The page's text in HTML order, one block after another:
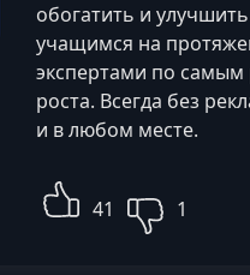
обогатить и
учащимся на
экспертами по
роста. Всегда без
и в любом месте.
41 1